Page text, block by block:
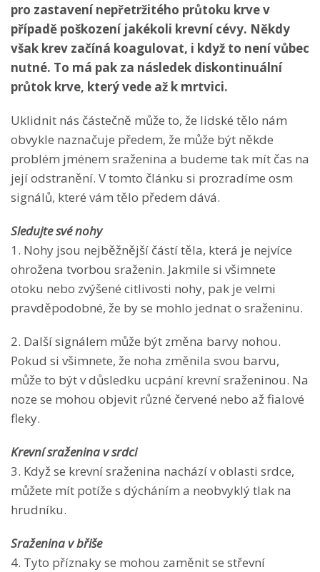
pro zastavení nepřetržitého průtoku krve v
případě poškození jakékoli krevní cévy. Někdy
však krev začíná koagulovat, i když to není vůbec
nutné. To má pak za následek diskontinuální
průtok krve, který vede až k mrtvici.
Uklidnit nás částečně může to, že lidské tělo nám
obvykle naznačuje předem, že může být někde
problém jménem sraženina a budeme tak mít čas na
její odstranění. V tomto článku si prozradíme osm
signálů, které vám tělo předem dává.
Sledujte své nohy
1. Nohy jsou nejběžnější částí těla, která je nejvíce
ohrožena tvorbou sraženin. Jakmile si všimnete
otoku nebo zvýšené citlivosti nohy, pak je velmi
pravděpodobné, že by se mohlo jednat o sraženinu.
2. Další signálem může být změna barvy nohou.
Pokud si všimnete, že noha změnila svou barvu,
může to být v důsledku ucpání krevní sraženinou. Na
noze se mohou objevit různé červené nebo až fialové
fleky.
Krevní sraženina v srdci
3. Když se krevní sraženina nachází v oblasti srdce,
můžete mít potíže s dýcháním a neobvyklý tlak na
hrudníku.
Sraženina v břiše
4. Tyto příznaky se mohou zaměnit se střevní